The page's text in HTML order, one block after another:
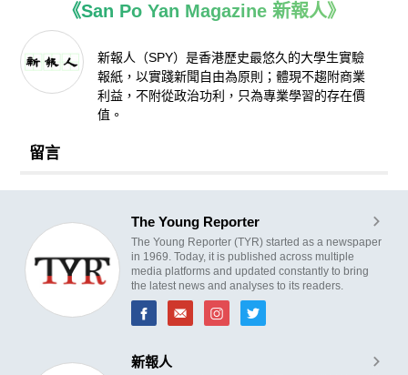
《San Po Yan Magazine 新報人》
新報人（SPY）是香港歷史最悠久的大學生實驗
報紙，以實踐新聞自由為原則；體現不趨附商業
利益，不附從政治功利，只為專業學習的存在價
值。
留言
The Young Reporter
The Young Reporter (TYR) started as a newspaper
in 1969. Today, it is published across multiple
media platforms and updated constantly to bring
the latest news and analyses to its readers.
新報人